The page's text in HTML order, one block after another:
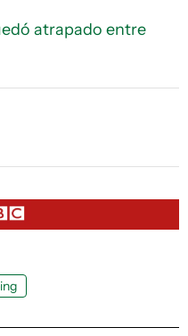
atrapado entre